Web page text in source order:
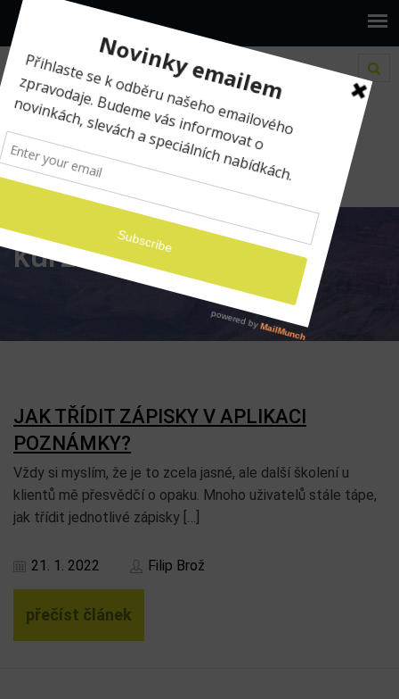
www.ilumio.cz kurz
kurz
JAK TŘÍDIT ZÁPISKY V APLIKACI
POZNÁMKY?
Vždy si myslím, že je to zcela jasné, ale další školení u
klientů mě přesvědčí o opaku. Mnoho uživatelů stále tápe,
jak třídit jednotlivé zápisky […]
21. 1. 2022 Filip Brož
přečíst článek